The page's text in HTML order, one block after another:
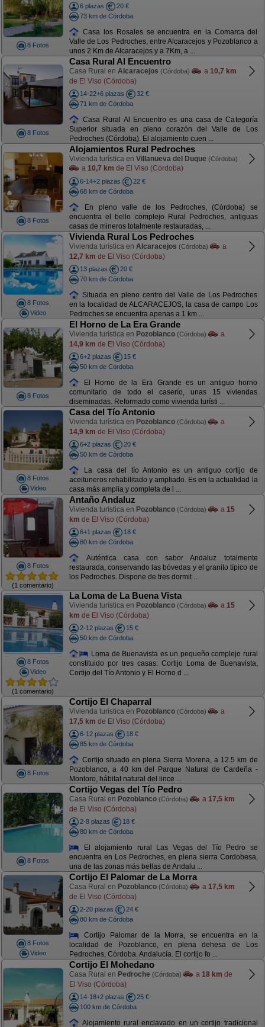
8 Fotos
6 plazas
20 €
73 km de Córdoba
Casa los Rosales se encuentra en la Comarca del
Valle de Los Pedroches, entre Alcaracejos y Pozoblanco a
unos 2 Km de Alcaracejos y a 7Km, a ...
8 Fotos
Casa Rural Al Encuentro
Casa Rural en Alcaracejos (Córdoba) a 10,7 km
de El Viso (Córdoba)
14-22+6 plazas
32 €
71 km de Córdoba
Casa Rural Al Encuentro es una casa de Categoría
Superior situada en pleno corazón del Valle de Los
Pedroches (Córdoba). El alojamiento cuen ...
8 Fotos
Alojamientos Rural Pedroches
Vivienda turística en Villanueva del Duque (Córdoba)
a 10,7 km de El Viso (Córdoba)
6-14+2 plazas
22 €
68 km de Córdoba
En pleno valle de los Pedroches, (Córdoba) se
encuentra el bello complejo Rural Pedroches, antiguas
casas de mineros totalmente restauradas, ...
8 Fotos
Video
Vivienda Rural Los Pedroches
Vivienda turística en Alcaracejos (Córdoba)
a
12,7 km de El Viso (Córdoba)
13 plazas
20 €
70 km de Córdoba
Situada en pleno centro del Valle de Los Pedroches
en la localidad de ALCARACEJOS, la casa de campo Los
Pedroches se encuentra apenas a 1 km ...
8 Fotos
El Horno de La Era Grande
Vivienda turística en Pozoblanco (Córdoba)
a
14,9 km de El Viso (Córdoba)
6+2 plazas
15 €
50 km de Córdoba
El Horno de la Era Grande es un antiguo horno
comunitario de todo el caserío, unas 15 viviendas
diseminadas. Reformado como vivienda turísti ...
8 Fotos
Video
Casa del Tío Antonio
Vivienda turística en Pozoblanco (Córdoba)
a
14,9 km de El Viso (Córdoba)
6+2 plazas
20 €
50 km de Córdoba
La casa del tío Antonio es un antiguo cortijo de
aceituneros rehabilitado y ampliado. Es en la actualidad la
casa más amplia y completa de l ...
8 Fotos
(1 comentario)
Antaño Andaluz
Vivienda turística en Pozoblanco (Córdoba) a 15
km de El Viso (Córdoba)
6+1 plazas
18 €
80 km de Córdoba
Auténtica casa con sabor Andaluz totalmente
restaurada, conservando las bóvedas y el granito típico de
los Pedroches. Dispone de tres dormit ...
8 Fotos
Video
(1 comentario)
La Loma de La Buena Vista
Vivienda turística en Pozoblanco (Córdoba) a 15
km de El Viso (Córdoba)
2-12 plazas
15 €
50 km de Córdoba
Loma de Buenavista es un pequeño complejo rural
constituido por tres casas: Cortijo Loma de Buenavista,
Cortijo del Tío Antonio y El Horno d ...
8 Fotos
Cortijo El Chaparral
Vivienda turística en Pozoblanco (Córdoba)
a
17,5 km de El Viso (Córdoba)
6-12 plazas
18 €
85 km de Córdoba
Cortijo situado en plena Sierra Morena, a 12.5 km de
Pozoblanco, a 40 km del Parque Natural de Cardeña -
Montoro, hábitat natural del lince ...
8 Fotos
Cortijo Vegas del Tío Pedro
Casa Rural en Pozoblanco (Córdoba) a 17,5 km
de El Viso (Córdoba)
2-8 plazas
18 €
80 km de Córdoba
El alojamiento rural Las Vegas del Tío Pedro se
encuentra en Los Pedroches, en plena sierra Cordobesa,
una de las zonas más bellas de Andalu ...
8 Fotos
Video
Cortijo El Palomar de La Morra
Casa Rural en Pozoblanco (Córdoba) a 17,5 km
de El Viso (Córdoba)
2-20 plazas
24 €
80 km de Córdoba
Cortijo Palomar de la Morra, se encuentra en la
localidad de Pozoblanco, en plena dehesa de Los
Pedroches, Córdoba. Andalucía. El cortijo fo ...
Cortijo El Mohedano
Casa Rural en Pedroche (Córdoba) a 18 km de
El Viso (Córdoba)
14-18+2 plazas
25 €
100 km de Córdoba
Alojamiento rural enclavado en un cortijo tradicional